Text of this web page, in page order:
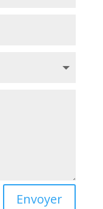
Envoyer